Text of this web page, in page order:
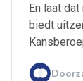
En laat
biedt
je